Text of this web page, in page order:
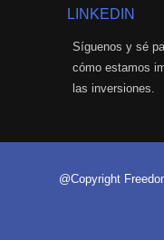
LINKEDIN
Síguenos y sé
cómo estamos
las inversiones.
@Copyright